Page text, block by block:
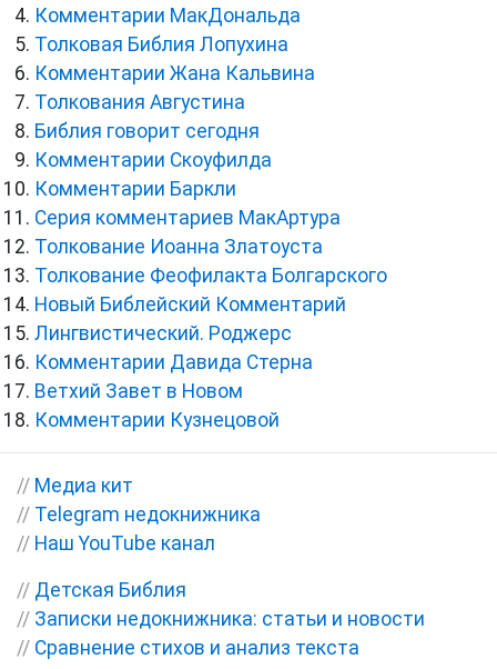
Комментарии МакДональда
Толковая Библия Лопухина
Комментарии Жана Кальвина
Толкования Августина
Библия говорит сегодня
Комментарии Скоуфилда
Комментарии Баркли
Серия комментариев МакАртура
Толкование Иоанна Златоуста
Толкование Феофилакта Болгарского
Новый Библейский Комментарий
Лингвистический. Роджерс
Комментарии Давида Стерна
Ветхий Завет в Новом
Комментарии Кузнецовой
// Медиа кит
// Telegram недокнижника
// Наш YouTube канал
// Детская Библия
// Записки недокнижника: статьи и новости
// Сравнение стихов и анализ текста